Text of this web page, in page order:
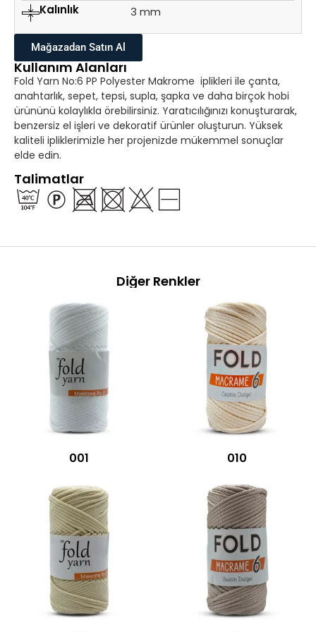
Kalınlık
3 mm
Mağazadan Satın Al
Kullanım Alanları
Fold Yarn No:6 PP Polyester Makrome iplikleri ile çanta,
anahtarlık, sepet, tepsi, supla, şapka ve daha birçok hobi
ürününü kolaylıkla örebilirsiniz. Yaratıcılığınızı konuşturarak,
benzersiz el işleri ve dekoratif ürünler oluşturun. Yüksek
kaliteli ipliklerimizle her projenizde mükemmel sonuçlar
elde edin.
Talimatlar
Diğer Renkler
001 010